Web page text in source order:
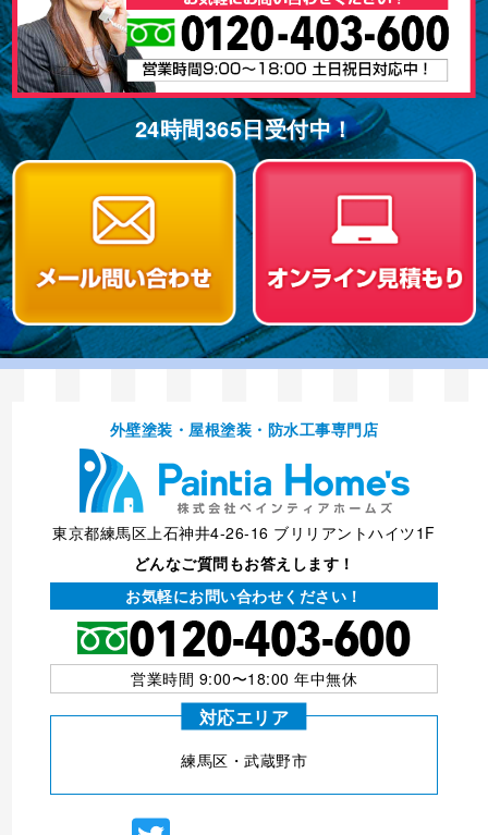
24時間365⽇受付中！
外壁塗装・屋根塗装・防⽔⼯事専⾨店
東京都練馬区上石神井4-26-16 ブリリアントハイツ1F
どんなご質問もお答えします！
お気軽にお問い合わせください！
営業時間 9:00〜18:00 年中無休
対応エリア
練⾺区・武蔵野市